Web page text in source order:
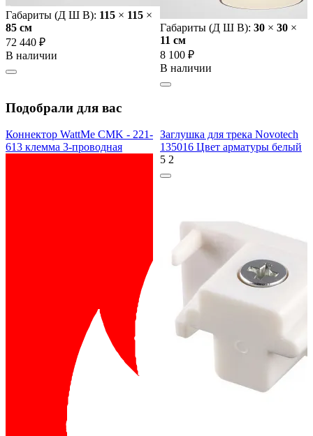
Габариты (Д Ш В): 115 × 115 ×
85 cм
72 440 ₽
В наличии
Габариты (Д Ш В): 30 × 30 ×
11 cм
8 100 ₽
В наличии
Подобрали для вас
Коннектор WattMe CMK - 221-
613 клемма 3-проводная
Заглушка для трека Novotech
135016 Цвет арматуры белый
5 2